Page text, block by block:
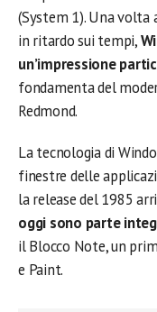
(System 1). Una
in ritardo sui tempi,
un’impressione
fondamenta del
Redmond.
La tecnologia di
finestre delle
la release del 1985
oggi sono parte
il Blocco Note, un
e Paint.